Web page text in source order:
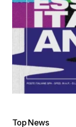
Top News